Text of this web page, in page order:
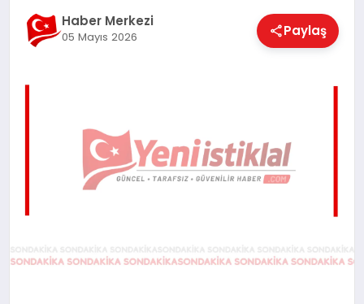
TEKNOLOJI
Haber Merkezi
05 Mayıs 2026 Paylaş